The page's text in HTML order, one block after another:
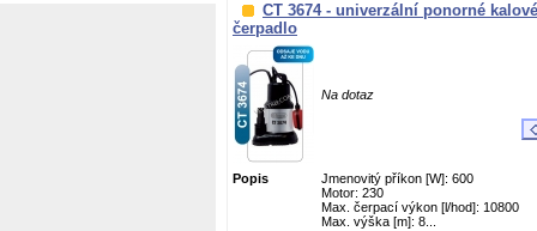
CT 3674 - univerzální ponorné kalové
čerpadlo
Na dotaz
Popis
Jmenovitý příkon [W]: 600
Motor: 230
Max. čerpací výkon [l/hod]: 10800
Max. výška [m]: 8...